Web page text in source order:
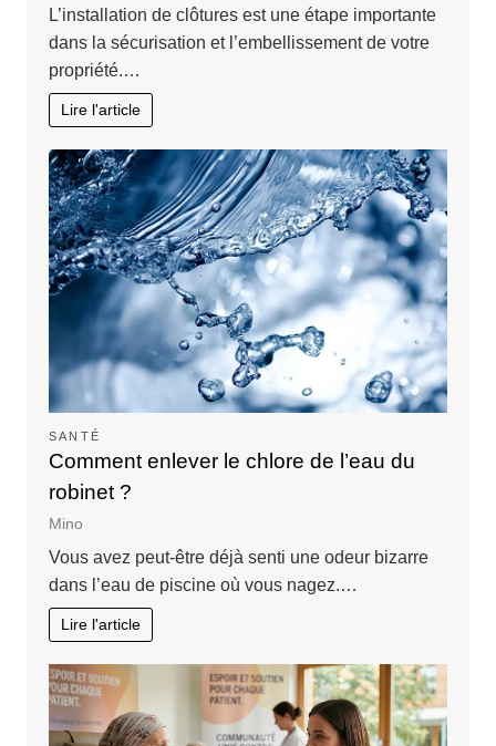
L’installation de clôtures est une étape importante
dans la sécurisation et l’embellissement de votre
propriété.…
Lire l'article
SANTÉ
Comment enlever le chlore de l’eau du
robinet ?
Mino
Vous avez peut-être déjà senti une odeur bizarre
dans l’eau de piscine où vous nagez.…
Lire l'article